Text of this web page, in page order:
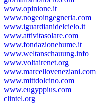
www.opinione.it
www.nogeoingegneria.com
www.iguardianidelcielo.it
www.attivitasolare.com
www.fondazionehume.it
www.weltanschauung.info
www.voltairenet.org
www.marcelloveneziani.com
www.mittdolcino.com
www.eugyppius.com
clintel.org